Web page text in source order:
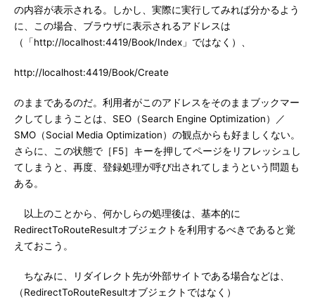
の内容が表示される。しかし、実際に実行してみれば分かるよう
に、この場合、ブラウザに表示されるアドレスは
（「http://localhost:4419/Book/Index」ではなく）、
http://localhost:4419/Book/Create
のままであるのだ。利用者がこのアドレスをそのままブックマー
クしてしまうことは、SEO（Search Engine Optimization）／
SMO（Social Media Optimization）の観点からも好ましくない。
さらに、この状態で［F5］キーを押してページをリフレッシュし
てしまうと、再度、登録処理が呼び出されてしまうという問題も
ある。
以上のことから、何かしらの処理後は、基本的に
RedirectToRouteResultオブジェクトを利用するべきであると覚
えておこう。
ちなみに、リダイレクト先が外部サイトである場合などは、
（RedirectToRouteResultオブジェクトではなく）